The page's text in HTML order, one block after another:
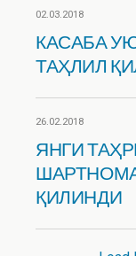
02.03.2018
КАСАБА
ТАҲЛИЛ
26.02.2018
ЯНГИ
ҚИЛИНДИ